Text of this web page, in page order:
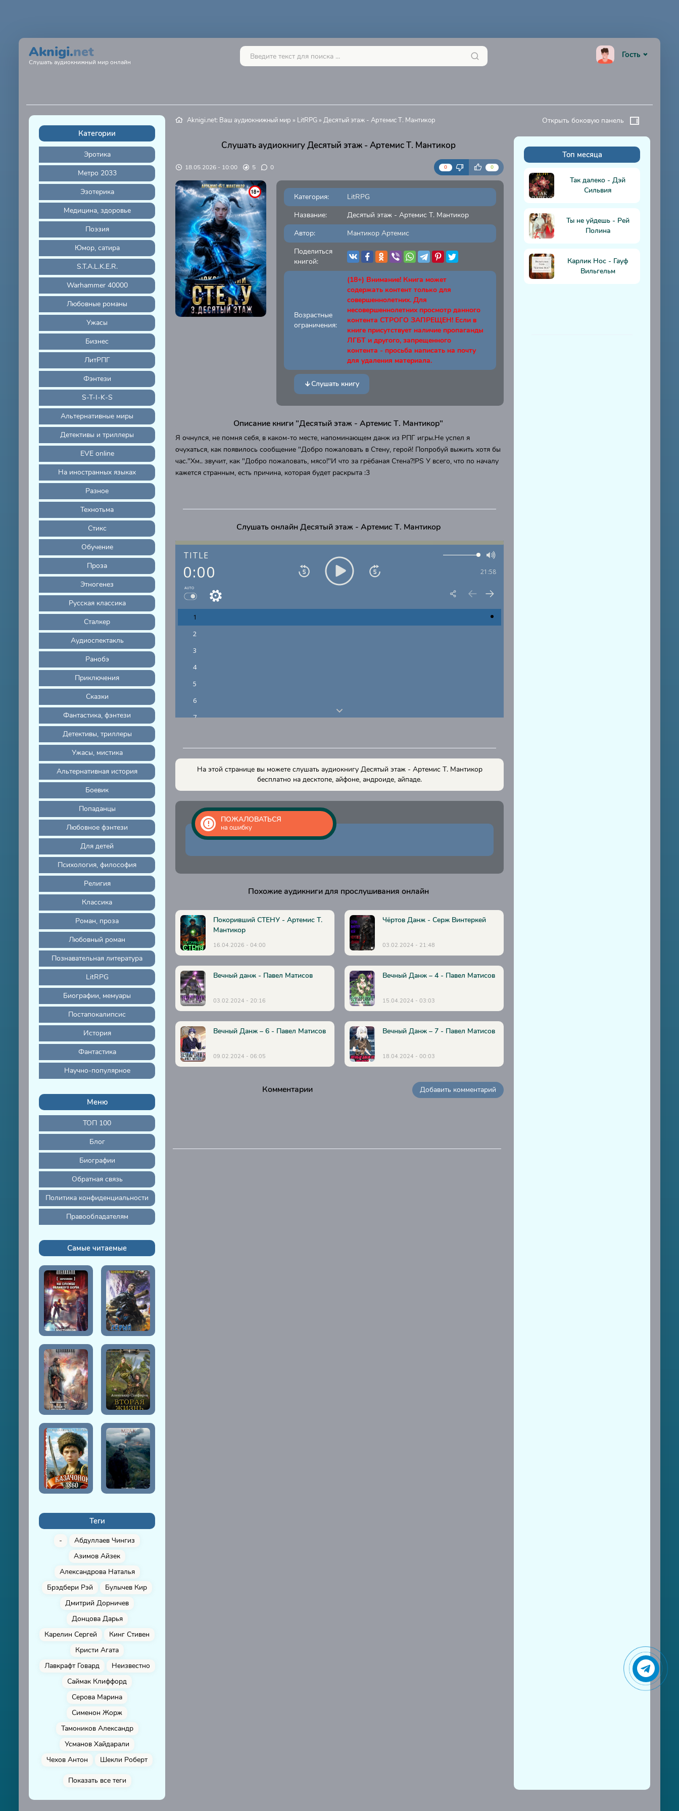
Aknigi.net
Слушать аудиокнижный мир онлайн
Гость
Категории
Эротика
Метро 2033
Эзотерика
Медицина, здоровье
Поэзия
Юмор, сатира
S.T.A.L.K.E.R.
Warhammer 40000
Любовные романы
Ужасы
Бизнес
ЛитРПГ
Фэнтези
S-T-I-K-S
Альтернативные миры
Детективы и триллеры
EVE online
На иностранных языках
Разное
Технотьма
Стикс
Обучение
Проза
Этногенез
Русская классика
Сталкер
Аудиоспектакль
Ранобэ
Приключения
Сказки
Фантастика, фэнтези
Детективы, триллеры
Ужасы, мистика
Альтернативная история
Боевик
Попаданцы
Любовное фэнтези
Для детей
Психология, философия
Религия
Классика
Роман, проза
Любовный роман
Познавательная литература
LitRPG
Биографии, мемуары
Постапокалипсис
История
Фантастика
Научно-популярное
Меню
ТОП 100
Блог
Биографии
Обратная связь
Политика конфиденциальности
Правообладателям
Самые читаемые
Теги
-
Абдуллаев Чингиз
Азимов Айзек
Александрова Наталья
Брэдбери Рэй
Булычев Кир
Дмитрий Дорничев
Донцова Дарья
Карелин Сергей
Кинг Стивен
Кристи Агата
Лавкрафт Говард
Неизвестно
Саймак Клиффорд
Серова Марина
Сименон Жорж
Тамоников Александр
Усманов Хайдарали
Чехов Антон
Шекли Роберт
Показать все теги
Aknigi.net: Ваш аудиокнижный мир » LitRPG » Десятый этаж - Артемис Т. Мантикор
Слушать аудиокнигу Десятый этаж - Артемис Т. Мантикор
18.05.2026 - 10:00 5 0 0 0
Категория:
LitRPG
Название:
Десятый этаж - Артемис Т. Мантикор
Автор:
Мантикор Артемис
Поделиться
книгой:
Возрастные
ограничения:
(18+) Внимание! Книга может
содержать контент только для
совершеннолетних. Для
несовершеннолетних просмотр данного
контента СТРОГО ЗАПРЕЩЕН! Если в
книге присутствует наличие пропаганды
ЛГБТ и другого, запрещенного
контента - просьба написать на почту
для удаления материала.
Слушать книгу
Описание книги "Десятый этаж - Артемис Т. Мантикор"
Я очнулся, не помня себя, в каком-то месте, напоминающем данж из РПГ игры.Не успел я
очухаться, как появилось сообщение "Добро пожаловать в Стену, герой! Попробуй выжить хотя бы
час."Хм.. звучит, как "Добро пожаловать, мясо!"И что за грёбаная Стена?!PS У всего, что по началу
кажется странным, есть причина, которая будет раскрыта :3
Слушать онлайн Десятый этаж - Артемис Т. Мантикор
TITLE
0:00 21:58
AUTO
1
2
3
4
5
6
7
9
10
12
13
14
19
20
21
22
23
24
26
27
28
33
На этой странице вы можете слушать аудиокнигу Десятый этаж - Артемис Т. Мантикор
бесплатно на десктопе, айфоне, андроиде, айпаде.
ПОЖАЛОВАТЬСЯ
на ошибку
Похожие аудикниги для прослушивания онлайн
Покоривший СТЕНУ - Артемис Т.
Мантикор
16.04.2026 - 04:00
Чёртов Данж - Серж Винтеркей
03.02.2024 - 21:48
Вечный данж - Павел Матисов
03.02.2024 - 20:16
Вечный Данж – 4 - Павел Матисов
15.04.2024 - 03:03
Вечный Данж – 6 - Павел Матисов
09.02.2024 - 06:05
Вечный Данж – 7 - Павел Матисов
18.04.2024 - 00:03
Комментарии Добавить комментарий
Открыть боковую панель
Топ месяца
Так далеко - Дэй
Сильвия
Ты не уйдешь - Рей
Полина
Карлик Нос - Гауф
Вильгельм